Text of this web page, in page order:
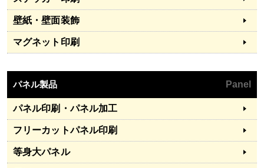
壁紙・壁面装飾
マグネット印刷
パネル製品 Panel
パネル印刷・パネル加工
フリーカットパネル印刷
等身大パネル